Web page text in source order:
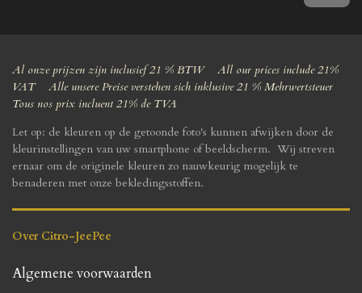
Al onze prijzen zijn inclusief 21 % BTW All our prices include 21%
VAT Alle unsere Preise verstehen sich inklusive 21 % Mehrwertsteuer
Tous nos prix incluent 21% de TVA
Let op: de kleuren op de getoonde foto's kunnen afwijken door de
kleurinstellingen van uw smartphone of beeldscherm. Wij streven
ernaar om de originele kleuren zo nauwkeurig mogelijk te
benaderen met onze bekledingsstoffen.
Over Citro-JeePee
Algemene voorwaarden